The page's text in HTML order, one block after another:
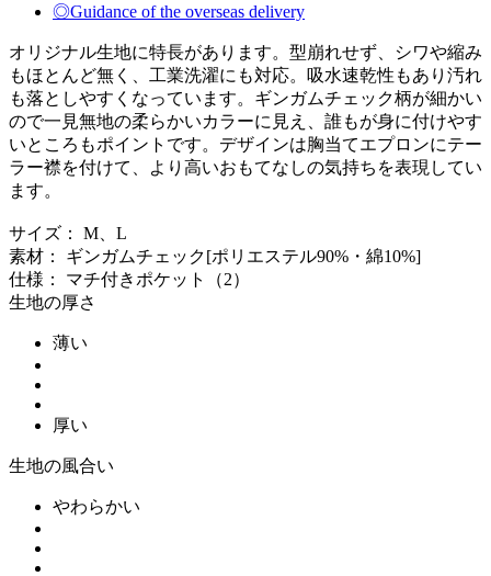
◎Guidance of the overseas delivery
オリジナル生地に特長があります。型崩れせず、シワや縮み
もほとんど無く、工業洗濯にも対応。吸水速乾性もあり汚れ
も落としやすくなっています。ギンガムチェック柄が細かい
ので一見無地の柔らかいカラーに見え、誰もが身に付けやす
いところもポイントです。デザインは胸当てエプロンにテー
ラー襟を付けて、より高いおもてなしの気持ちを表現してい
ます。
サイズ： M、L
素材： ギンガムチェック[ポリエステル90%・綿10%]
仕様： マチ付きポケット（2）
生地の厚さ
薄い
厚い
生地の風合い
やわらかい